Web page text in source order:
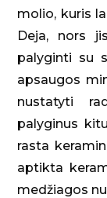
molio, kuris
Deja, nors
palyginti su
apsaugos
nustatyti
palyginus
rasta
aptikta
medžiagos